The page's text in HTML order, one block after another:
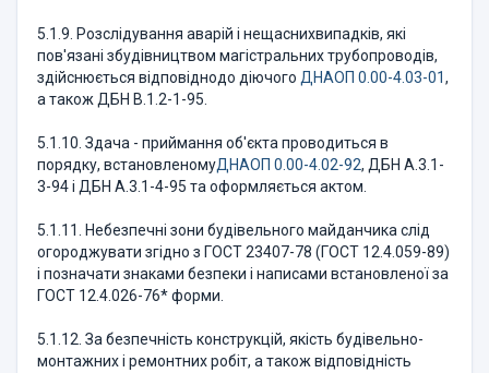
5.1.9. Розслідування аварій і нещаснихвипадків, які
пов'язані збудівництвом магістральних трубопроводів,
здійснюється відповіднодо діючого ДНАОП 0.00-4.03-01,
а також ДБН В.1.2-1-95.
5.1.10. Здача - приймання об'єкта проводиться в
порядку, встановленомуДНАОП 0.00-4.02-92, ДБН А.3.1-
3-94 і ДБН А.3.1-4-95 та оформляється актом.
5.1.11. Небезпечні зони будівельного майданчика слід
огороджувати згідно з ГОСТ 23407-78 (ГОСТ 12.4.059-89)
і позначати знаками безпеки і написами встановленої за
ГОСТ 12.4.026-76* форми.
5.1.12. За безпечність конструкцій, якість будівельно-
монтажних і ремонтних робіт, а також відповідність